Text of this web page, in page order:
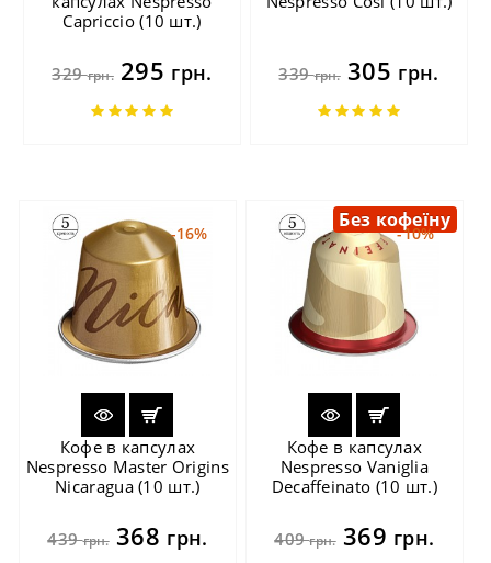
Capriccio (10 шт.)
329грн.295 грн. 339грн.305 грн.
-16%
Кофе в капсулах
Nespresso Master Origins
Nicaragua (10 шт.)
439грн.368 грн.
-10%
Без кофеїну
Кофе в капсулах
Nespresso Vaniglia
Decaffeinato (10 шт.)
409грн.369 грн.